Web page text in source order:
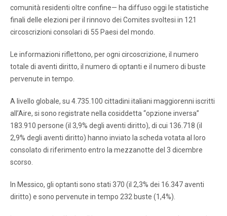
comunità residenti oltre confine— ha diffuso oggi le statistiche
finali delle elezioni per il rinnovo dei Comites svoltesi in 121
circoscrizioni consolari di 55 Paesi del mondo.
Le informazioni riflettono, per ogni circoscrizione, il numero
totale di aventi diritto, il numero di optanti e il numero di buste
pervenute in tempo.
A livello globale, su 4.735.100 cittadini italiani maggiorenni iscritti
all’Aire, si sono registrate nella cosiddetta “opzione inversa”
183.910 persone (il 3,9% degli aventi diritto), di cui 136.718 (il
2,9% degli aventi diritto) hanno inviato la scheda votata al loro
consolato di riferimento entro la mezzanotte del 3 dicembre
scorso.
In Messico, gli optanti sono stati 370 (il 2,3% dei 16.347 aventi
diritto) e sono pervenute in tempo 232 buste (1,4%).